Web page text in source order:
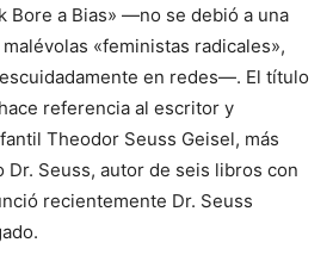
Bore a Bias» —no se debió a una
«feministas radicales»,
en redes—. El título
referencia al escritor y
Theodor Seuss Geisel, más
Dr. Seuss, autor de seis libros con
recientemente Dr. Seuss